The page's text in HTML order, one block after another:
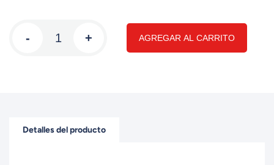
- + AGREGAR AL CARRITO
Detalles del producto